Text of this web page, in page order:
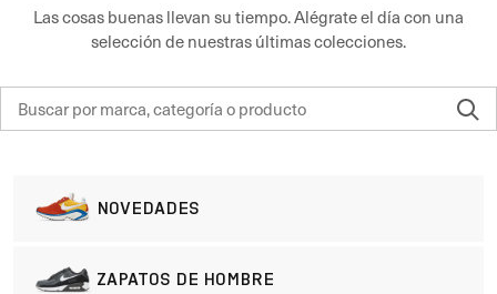
Las cosas buenas llevan su tiempo. Alégrate el día con una
selección de nuestras últimas colecciones.
NOVEDADES
ZAPATOS DE HOMBRE